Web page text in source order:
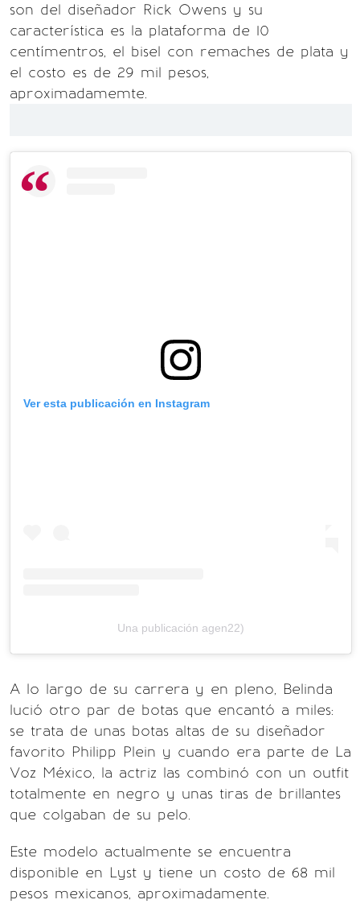
son del diseñador Rick Owens y su
característica es la plataforma de 10
centímentros, el bisel con remaches de plata y
el costo es de 29 mil pesos,
aproximadamemte.
Ver esta publicación en Instagram
Una publicación agen22)
A lo largo de su carrera y en pleno, Belinda
lució otro par de botas que encantó a miles:
se trata de unas botas altas de su diseñador
favorito Philipp Plein y cuando era parte de La
Voz México, la actriz las combinó con un outfit
totalmente en negro y unas tiras de brillantes
que colgaban de su pelo.
Este modelo actualmente se encuentra
disponible en Lyst y tiene un costo de 68 mil
pesos mexicanos, aproximadamente.